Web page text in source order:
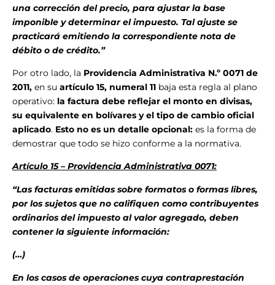
una corrección del precio, para ajustar la base
imponible y determinar el impuesto. Tal ajuste se
practicará emitiendo la correspondiente nota de
débito o de crédito.”
Por otro lado, la Providencia Administrativa N.º 0071 de
2011, en su artículo 15, numeral 11 baja esta regla al plano
operativo: la factura debe reflejar el monto en divisas,
su equivalente en bolívares y el tipo de cambio oficial
aplicado. Esto no es un detalle opcional: es la forma de
demostrar que todo se hizo conforme a la normativa.
Artículo 15 – Providencia Administrativa 0071:
“Las facturas emitidas sobre formatos o formas libres,
por los sujetos que no califiquen como contribuyentes
ordinarios del impuesto al valor agregado, deben
contener la siguiente información:
(…)
En los casos de operaciones cuya contraprestación